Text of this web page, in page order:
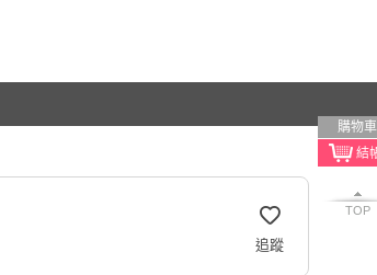
購物車
TOP
追蹤